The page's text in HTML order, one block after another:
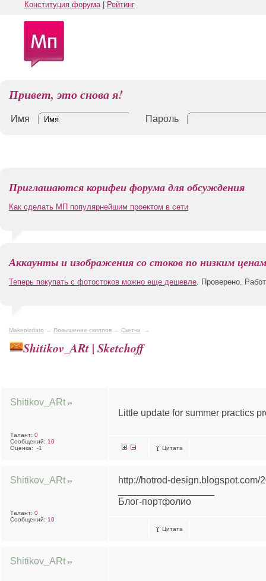
Конституция форума| Рейтинг
Привет, это снова я!
Имя Пароль
Приглашаются корифеи форума для обсуждения
Как сделать МП популярнейшим проектом в сети
Аккаунты и изображения со стоков по низким ценам
Теперь покупать с фотостоков можно еще дешевле. Проверено.
Makepizdato → Повышение скиллов → Скетчи →
Shitikov_ARt | Sketchoff
Shitikov_ARt
Талант: 0
Сообщений: 10
Оценка: -1
Little update for summer practics
Цитата
Shitikov_ARt
Талант: 0
Сообщений: 10
http://hotrod-design.blogspot.com/
Блог-портфолио
Цитата
Shitikov_ARt